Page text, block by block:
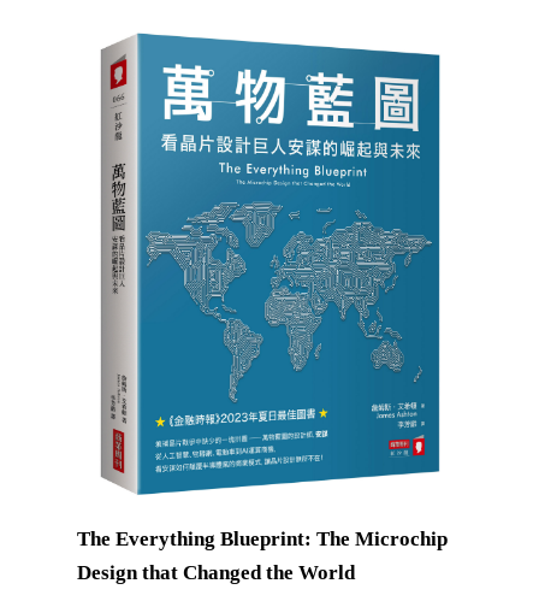
The Everything Blueprint: The Microchip
Design that Changed the World